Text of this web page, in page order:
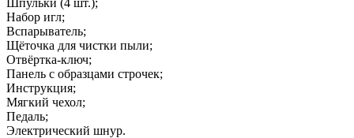
Набор игл;
Вспарыватель;
Щёточка для чистки пыли;
Отвёртка-ключ;
Панель с образцами строчек;
Инструкция;
Мягкий чехол;
Педаль;
Электрический шнур.